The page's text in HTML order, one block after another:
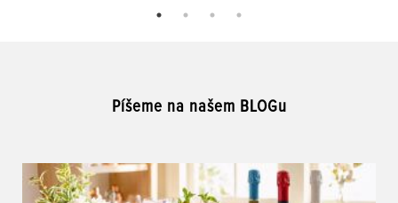
Píšeme na našem BLOGu